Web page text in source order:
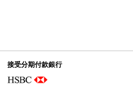
接受分期付款銀行